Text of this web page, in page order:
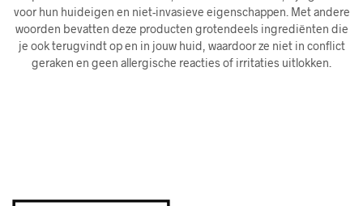
voor hun huideigen en niet-invasieve eigenschappen. Met andere
woorden bevatten deze producten grotendeels ingrediënten die
je ook terugvindt op en in jouw huid, waardoor ze niet in conflict
geraken en geen allergische reacties of irritaties uitlokken.